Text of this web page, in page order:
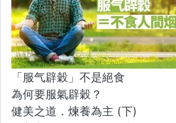
「服气辟穀」不是絕食
為何要服氣辟穀？
健美之道．煉養為主 (下)